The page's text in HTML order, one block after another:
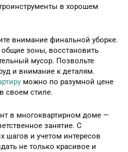
в хорошем
внимание финальной уборке.
общие зоны, восстановить
мусор. Позвольте
и внимание к деталям.
можно по разумной цене
своем стиле.
в многоквартирном доме —
занятие. С
шагов и учетом интересов
не только красивое и